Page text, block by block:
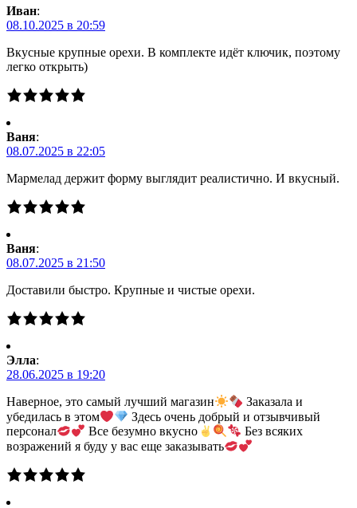
Иван:
08.10.2025 в 20:59
Вкусные крупные орехи. В комплекте идёт ключик, поэтому
легко открыть)
Ваня:
08.07.2025 в 22:05
Мармелад держит форму выглядит реалистично. И вкусный.
Ваня:
08.07.2025 в 21:50
Доставили быстро. Крупные и чистые орехи.
Элла:
28.06.2025 в 19:20
Наверное, это самый лучший магазин
Заказала и
убедилась в этом
Здесь очень добрый и отзывчивый
персонал
Все безумно вкусно
Без всяких
возражений я буду у вас еще заказывать